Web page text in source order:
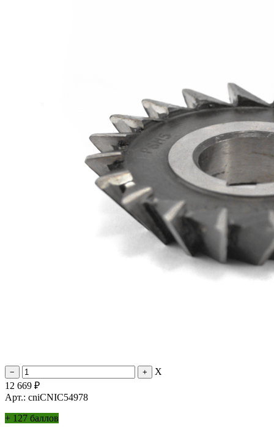
X
12 669 ₽
Арт.: cniCNIC54978
+ 127 баллов